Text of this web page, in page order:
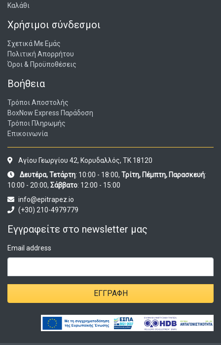
Καλάθι
Χρήσιμοι σύνδεσμοι
Σχετικά Με Εμάς
Πολιτική Απορρήτου
Όροι & Προϋποθέσεις
Βοήθεια
Τρόποι Αποστολής
BoxNow Express Παράδοση
Τρόποι Πληρωμής
Επικοινωνία
Αγίου Γεωργίου 42, Κορυδαλλός, ΤΚ 18120
Δευτέρα, Τετάρτη: 10:00 - 18:00, Τρίτη, Πέμπτη, Παρασκευή:
10:00 - 20:00, Σάββατο: 12:00 - 15:00
info@epitrapez.io
(+30) 210-4979779
Εγγραφείτε στο newsletter μας
Email address
ΕΓΓΡΑΦΉ